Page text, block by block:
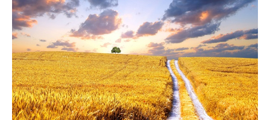
Economie
Energies
Matières
premières
Métaux
précieux